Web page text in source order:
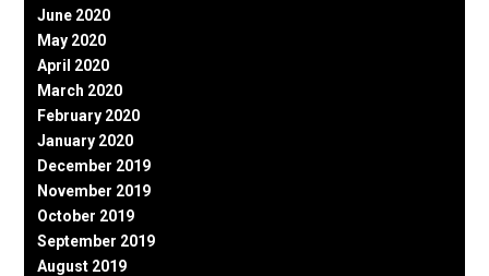
June 2020
May 2020
April 2020
March 2020
February 2020
January 2020
December 2019
November 2019
October 2019
September 2019
August 2019